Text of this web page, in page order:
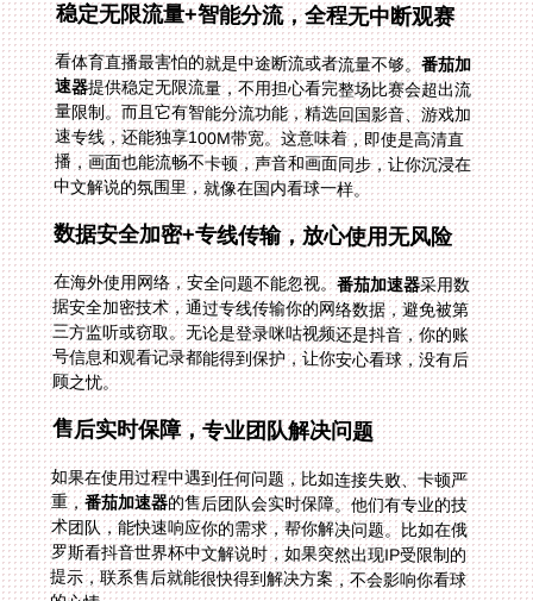
稳定无限流量+智能分流，全程无中断观赛
看体育直播最害怕的就是中途断流或者流量不够。番茄加
速器提供稳定无限流量，不用担心看完整场比赛会超出流
量限制。而且它有智能分流功能，精选回国影音、游戏加
速专线，还能独享100M带宽。这意味着，即使是高清直
播，画面也能流畅不卡顿，声音和画面同步，让你沉浸在
中文解说的氛围里，就像在国内看球一样。
数据安全加密+专线传输，放心使用无风险
在海外使用网络，安全问题不能忽视。番茄加速器采用数
据安全加密技术，通过专线传输你的网络数据，避免被第
三方监听或窃取。无论是登录咪咕视频还是抖音，你的账
号信息和观看记录都能得到保护，让你安心看球，没有后
顾之忧。
售后实时保障，专业团队解决问题
如果在使用过程中遇到任何问题，比如连接失败、卡顿严
重，番茄加速器的售后团队会实时保障。他们有专业的技
术团队，能快速响应你的需求，帮你解决问题。比如在俄
罗斯看抖音世界杯中文解说时，如果突然出现IP受限制的
提示，联系售后就能很快得到解决方案，不会影响你看球